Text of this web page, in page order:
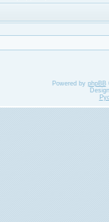
Powered by phpBB